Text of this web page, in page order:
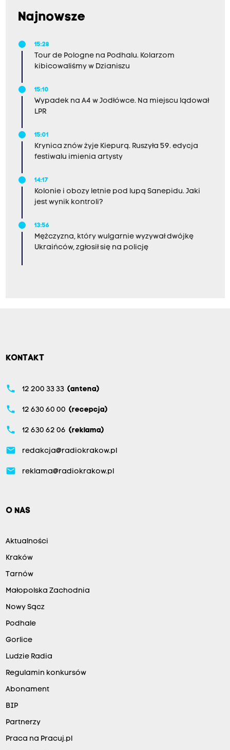
Najnowsze
15:28
Tour de Pologne na Podhalu. Kolarzom
kibicowaliśmy w Dzianiszu
15:10
Wypadek na A4 w Jodłówce. Na miejscu lądował
LPR
15:01
Krynica znów żyje Kiepurą. Ruszyła 59. edycja
festiwalu imienia artysty
14:17
Kolonie i obozy letnie pod lupą Sanepidu. Jaki
jest wynik kontroli?
13:56
Mężczyzna, który wulgarnie wyzywał dwójkę
Ukraińców, zgłosił się na policję
KONTAKT
phone 12 200 33 33 (antena)
phone 12 630 60 00 (recepcja)
phone 12 630 62 06 (reklama)
email redakcja@radiokrakow.pl
email reklama@radiokrakow.pl
O NAS
Aktualności
Kraków
Tarnów
Małopolska Zachodnia
Nowy Sącz
Podhale
Gorlice
Ludzie Radia
Regulamin konkursów
Abonament
BIP
Partnerzy
Praca na Pracuj.pl